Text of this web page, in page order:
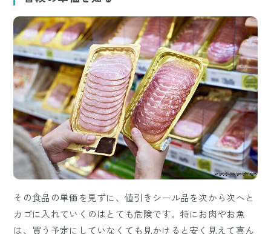
その食品の単価を見ずに、値引きシール品を次から次へと
カゴに入れていくのはとても危険です。特にお肉やお魚
は、買う予定にしていなくても見かけると安く見えて喜ん